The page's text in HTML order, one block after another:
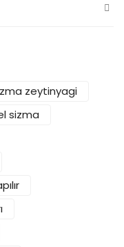
zeytinyagi
sizma